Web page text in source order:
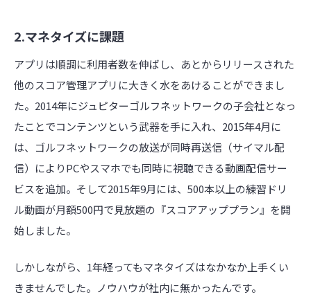
2.マネタイズに課題
アプリは順調に利用者数を伸ばし、あとからリリースされた
他のスコア管理アプリに大きく水をあけることができまし
た。2014年にジュピターゴルフネットワークの子会社となっ
たことでコンテンツという武器を手に入れ、2015年4月に
は、ゴルフネットワークの放送が同時再送信（サイマル配
信）によりPCやスマホでも同時に視聴できる動画配信サー
ビスを追加。そして2015年9月には、500本以上の練習ドリ
ル動画が月額500円で見放題の『スコアアッププラン』を開
始しました。
しかしながら、1年経ってもマネタイズはなかなか上手くい
きませんでした。ノウハウが社内に無かったんです。